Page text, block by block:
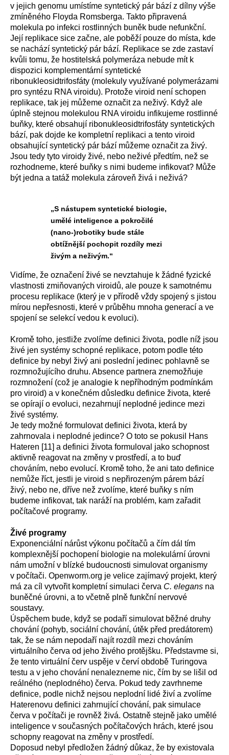
v jejich genomu umístíme syntetický pár bází z dílny výše
zmíněného Floyda Romsberga. Takto připravená
molekula po infekci rostlinných buněk bude nefunkční.
Její replikace sice začne, ale poběží pouze do místa, kde
se nachází syntetický pár bází. Replikace se zde zastaví
kvůli tomu, že hostitelská polymeráza nebude mít k
dispozici komplementární syntetické
ribonukleosidtrifosfáty (molekuly využívané polymerázami
pro syntézu RNA viroidu). Protože viroid není schopen
replikace, tak jej můžeme označit za neživý. Když ale
úplně stejnou molekulou RNA viroidu infikujeme rostlinné
buňky, které obsahují ribonukleosidtrifosfáty syntetických
bází, pak dojde ke kompletní replikaci a tento viroid
obsahující syntetický pár bází můžeme označit za živý.
Jsou tedy tyto viroidy živé, nebo neživé předtím, než se
rozhodneme, které buňky s nimi budeme infikovat? Může
být jedna a tatáž molekula zároveň živá i neživá?
„S nástupem syntetické biologie,
umělé inteligence a pokročilé
(nano-)robotiky bude stále
obtížnější pochopit rozdíly mezi
živým a neživým.“
Vidíme, že označení živé se nevztahuje k žádné fyzické
vlastnosti zmiňovaných viroidů, ale pouze k samotnému
procesu replikace (který je v přírodě vždy spojený s jistou
mírou nepřesnosti, které v průběhu mnoha generací a ve
spojení se selekcí vedou k evoluci).
Kromě toho, jestliže zvolíme definici života, podle níž jsou
živé jen systémy schopné replikace, potom podle této
definice by nebyl živý ani poslední jedinec pohlavně se
rozmnožujícího druhu. Absence partnera znemožňuje
rozmnožení (což je analogie k nepříhodným podmínkám
pro viroid) a v konečném důsledku definice života, které
se opírají o evoluci, nezahrnují neplodné jedince mezi
živé systémy.
Je tedy možné formulovat definici života, která by
zahrnovala i neplodné jedince? O toto se pokusil Hans
Hateren [11] a definici života formuloval jako schopnost
aktivně reagovat na změny v prostředí, a to buď
chováním, nebo evolucí. Kromě toho, že ani tato definice
nemůže říct, jestli je viroid s nepřirozeným párem bází
živý, nebo ne, dříve než zvolíme, které buňky s ním
budeme infikovat, tak naráží na problém, kam zařadit
počítačové programy.
Živé programy
Exponenciální nárůst výkonu počítačů a čím dál tím
komplexnější pochopení biologie na molekulární úrovni
nám umožní v blízké budoucnosti simulovat organismy
v počítači. Openworm.org je velice zajímavý projekt, který
má za cíl vytvořit kompletní simulaci červa C. elegans na
buněčné úrovni, a to včetně plně funkční nervové
soustavy.
Úspěchem bude, když se podaří simulovat běžné druhy
chování (pohyb, sociální chování, útěk před predátorem)
tak, že se nám nepodaří najít rozdíl mezi chováním
virtuálního červa od jeho živého protějšku. Představme si,
že tento virtuální červ uspěje v červí obdobě Turingova
testu a v jeho chování nenalezneme nic, čím by se lišil od
reálného (neplodného) červa. Pokud tedy zavrhneme
definice, podle nichž nejsou neplodní lidé živí a zvolíme
Haterenovu definici zahrnující chování, pak simulace
červa v počítači je rovněž živá. Ostatně stejně jako umělé
inteligence v současných počítačových hrách, které jsou
schopny reagovat na změny v prostředí.
Doposud nebyl předložen žádný důkaz, že by existovala